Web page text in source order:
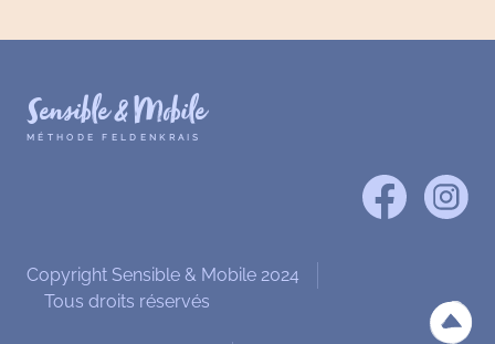
Sensible & Mobile
MÉTHODE FELDENKRAIS
Copyright Sensible & Mobile 2024
Tous droits réservés